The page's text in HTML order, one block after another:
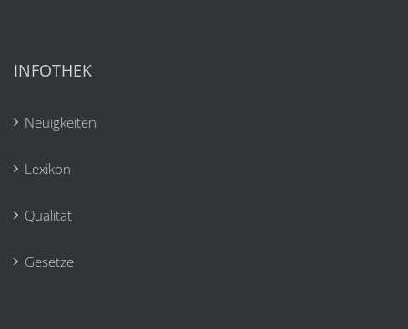
INFOTHEK
Neuigkeiten
Lexikon
Qualität
Gesetze